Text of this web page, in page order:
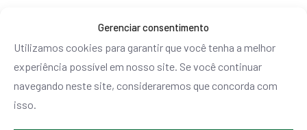
Gerenciar consentimento
Utilizamos cookies para garantir que você tenha a melhor
experiência possível em nosso site. Se você continuar
navegando neste site, consideraremos que concorda com
isso.
abriga paisagens espetaculares.
É um doslugares a visitar na Irlanda, pois reúne a ideia que
você tem da ilha esmeralda, com centenas de tons de verde e
suas cruzes celtas.